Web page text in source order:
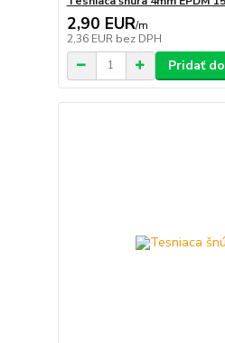
2,90 EUR/m
2,36 EUR bez DPH
Pridať